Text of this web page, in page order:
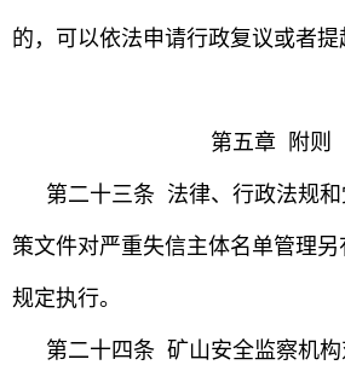
的，可以依法申请行政复议或者提
第五章 附则
第二十三条 法律、行政法规
策文件对严重失信主体名单管理
规定执行。
第二十四条 矿山安全监察机